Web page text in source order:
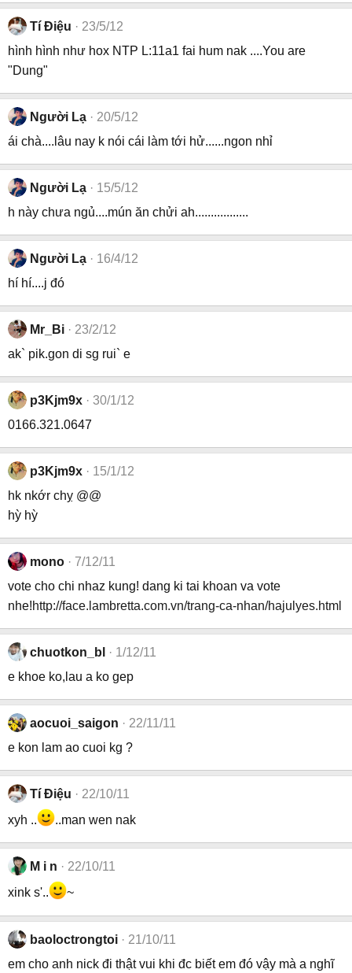
Tí Điệu
23/5/12
hình hình như hox NTP L:11a1 fai hum nak ....You are
"Dung"
Người Lạ
20/5/12
ái chà....lâu nay k nói cái làm tới hử......ngon nhỉ
Người Lạ
15/5/12
h này chưa ngủ....mún ăn chửi ah.................
Người Lạ
16/4/12
hí hí....j đó
Mr_Bi
23/2/12
ak` pik.gon di sg rui` e
p3Kjm9x
30/1/12
0166.321.0647
p3Kjm9x
15/1/12
hk nkớr chỵ @@
hỳ hỳ
mono
7/12/11
vote cho chi nhaz kung! dang ki tai khoan va vote
nhe!http://face.lambretta.com.vn/trang-ca-nhan/hajulyes.html
chuotkon_bl
1/12/11
e khoe ko,lau a ko gep
aocuoi_saigon
22/11/11
e kon lam ao cuoi kg ?
Tí Điệu
22/10/11
xyh ..
..man wen nak
M i n
22/10/11
xink s'..
~
baoloctrongtoi
21/10/11
em cho anh nick đi thật vui khi đc biết em đó vậy mà a nghĩ